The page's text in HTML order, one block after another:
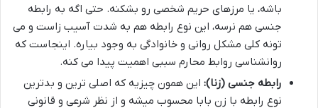
باشه، یا مرزهای حریم شخصی رو بشکنه. حتی اگه به رابطه
جنسی هم نرسه، این نوع رابطه هم به شدت آسیب زاست و می
تونه کلی مشکل روانی و خانوادگی به وجود بیاره. اینجاست که
روانشناسی روابط محارم سببی اهمیت پیدا می کنه.
رابطه جنسی (زنا): این همون چیزیه که اصلی ترین و بدترین
نوع رابطه با زن بابا محسوب میشه و از نظر شرعی و قانونی